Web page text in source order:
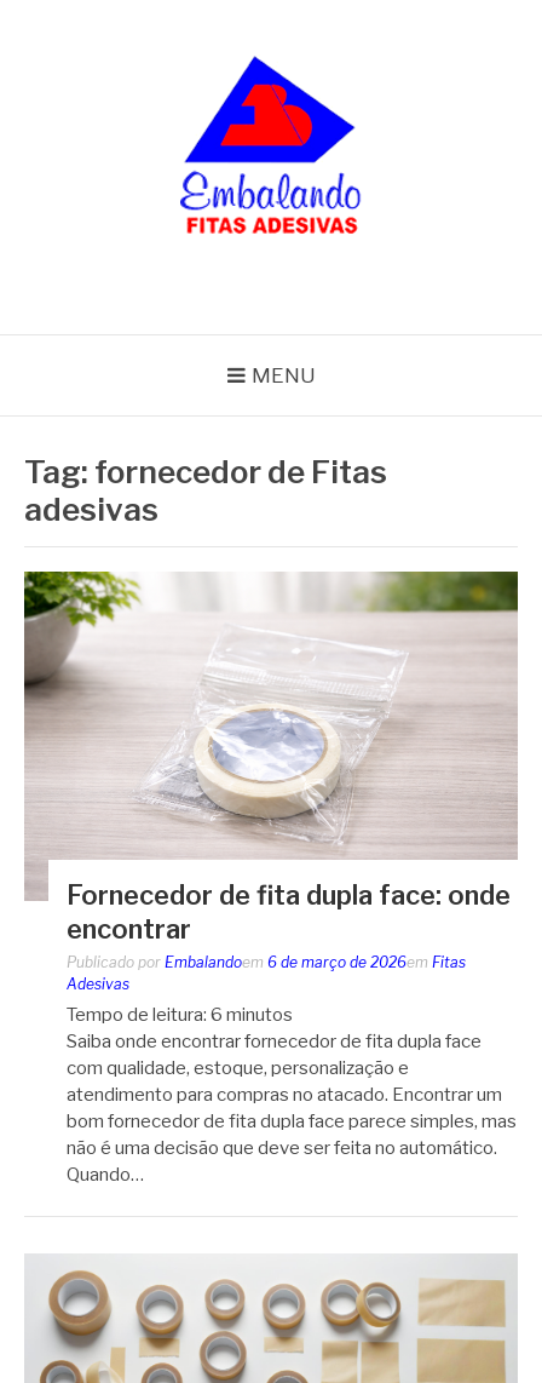
MENU
Tag: fornecedor de Fitas
adesivas
Fornecedor de fita dupla face: onde
encontrar
Publicado por Embalandoem 6 de março de 2026em Fitas
Adesivas
Tempo de leitura: 6 minutos
Saiba onde encontrar fornecedor de fita dupla face
com qualidade, estoque, personalização e
atendimento para compras no atacado. Encontrar um
bom fornecedor de fita dupla face parece simples, mas
não é uma decisão que deve ser feita no automático.
Quando…